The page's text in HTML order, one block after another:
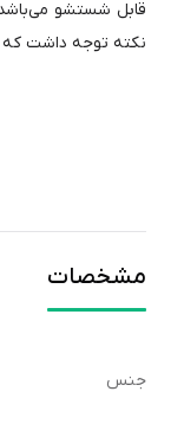
قابل شستشو می‌باشد.
نکته توجه داشت که از
مشخصات
جنس